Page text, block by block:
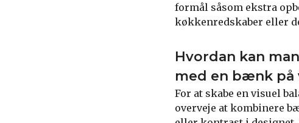
formål såsom ekstra
køkkenredskaber eller
Hvordan kan
med en bænk
For at skabe en visuel
overveje at kombinere